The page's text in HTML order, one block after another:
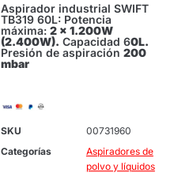
Aspirador industrial SWIFT
TB319 60L: Potencia
máxima: 2 x 1.200W
(2.400W). Capacidad 60L.
Presión de aspiración 200
mbar
SKU
00731960
Categorías
Aspiradores de
polvo y líquidos